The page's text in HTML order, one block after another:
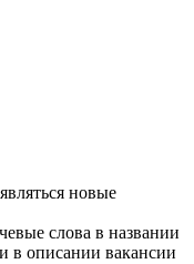
новые
слова в названии
в описании вакансии